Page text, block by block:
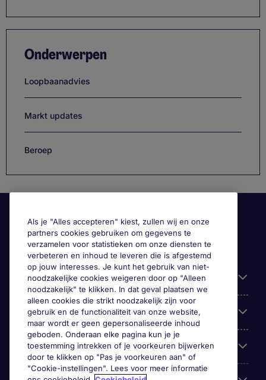
Onderwerpen
Loopbaanadvies
Markt updates
Beroep
Handige informatie
Onze expertise
Google Rating
Als je "Alles accepteren" kiest, zullen wij en onze
partners cookies gebruiken om gegevens te
verzamelen voor statistieken om onze diensten te
verbeteren en inhoud te leveren die is afgestemd
op jouw interesses. Je kunt het gebruik van niet-
noodzakelijke cookies weigeren door op "Alleen
noodzakelijk" te klikken. In dat geval plaatsen we
alleen cookies die strikt noodzakelijk zijn voor
gebruik en de functionaliteit van onze website,
maar wordt er geen gepersonaliseerde inhoud
geboden. Onderaan elke pagina kun je je
toestemming intrekken of je voorkeuren bijwerken
door te klikken op "Pas je voorkeuren aan" of
"Cookie-instellingen". Lees voor meer informatie